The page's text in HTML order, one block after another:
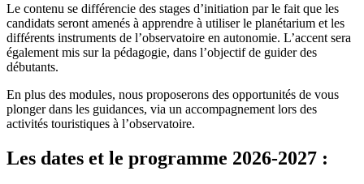
Le contenu se différencie des stages d’initiation par le fait que les
candidats seront amenés à apprendre à utiliser le planétarium et les
différents instruments de l’observatoire en autonomie. L’accent sera
également mis sur la pédagogie, dans l’objectif de guider des
débutants.
En plus des modules, nous proposerons des opportunités de vous
plonger dans les guidances, via un accompagnement lors des
activités touristiques à l’observatoire.
Les dates et le programme 2026-2027 :